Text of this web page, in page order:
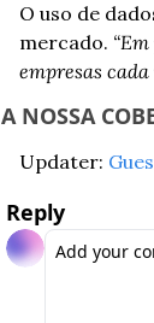
O uso de
mercado.
empresas
A NOSSA
Updater:
Reply